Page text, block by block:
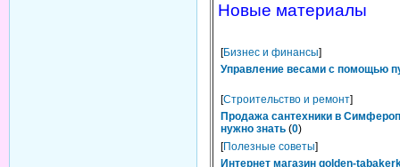
Новые материалы
[Бизнес и финансы]
Управление весами с помощью
[Строительство и ремонт]
Продажа сантехники в
нужно знать (0)
[Полезные советы]
Интернет магазин golden-